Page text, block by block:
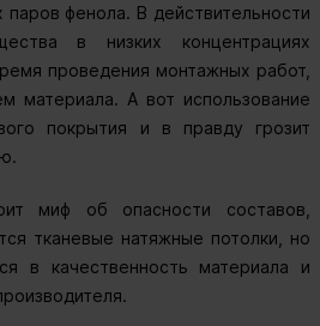
паров фенола. В действительности
в низких концентрациях
проведения монтажных работ,
материала. А вот использование
покрытия и в правду грозит
миф об опасности составов,
тканевые натяжные потолки, но
в качественность материала и